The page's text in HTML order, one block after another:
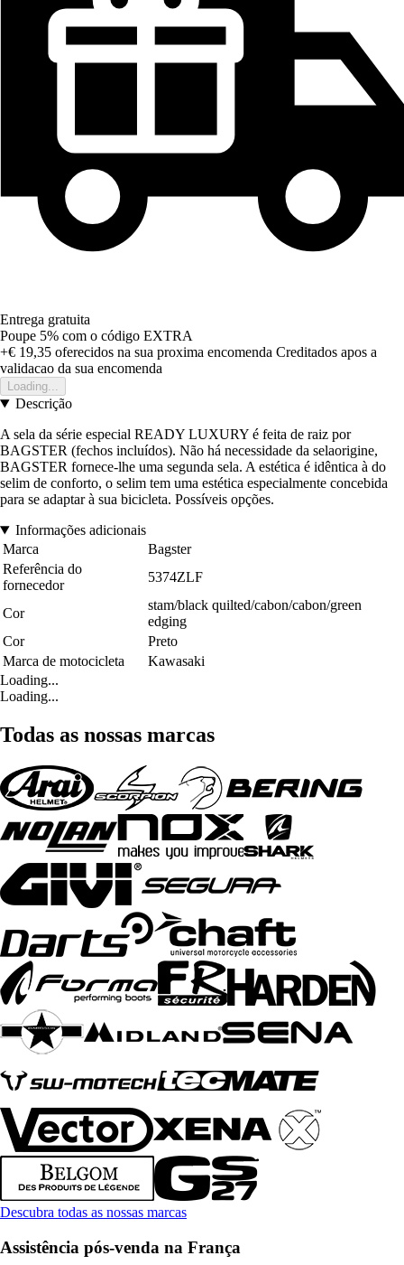
Entrega gratuita
Poupe 5% com o código EXTRA
+€ 19,35 oferecidos na sua proxima encomenda Creditados apos a
validacao da sua encomenda
Loading...
Descrição
A sela da série especial READY LUXURY é feita de raiz por
BAGSTER (fechos incluídos). Não há necessidade da selaorigine,
BAGSTER fornece-lhe uma segunda sela. A estética é idêntica à do
selim de conforto, o selim tem uma estética especialmente concebida
para se adaptar à sua bicicleta. Possíveis opções.
Informações adicionais
Marca
Bagster
Referência do
fornecedor
5374ZLF
Cor
stam/black quilted/cabon/cabon/green
edging
Cor
Preto
Marca de motocicleta
Kawasaki
Loading...
Loading...
Todas as nossas marcas
Descubra todas as nossas marcas
Assistência pós-venda na França